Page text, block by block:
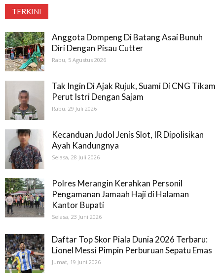
TERKINI
Anggota Dompeng Di Batang Asai Bunuh
Diri Dengan Pisau Cutter
Rabu, 5 Agustus 2026
Tak Ingin Di Ajak Rujuk, Suami Di CNG Tikam
Perut Istri Dengan Sajam
Rabu, 29 Juli 2026
Kecanduan Judol Jenis Slot, IR Dipolisikan
Ayah Kandungnya
Selasa, 28 Juli 2026
Polres Merangin Kerahkan Personil
Pengamanan Jamaah Haji di Halaman
Kantor Bupati
Selasa, 23 Juni 2026
Daftar Top Skor Piala Dunia 2026 Terbaru:
Lionel Messi Pimpin Perburuan Sepatu Emas
Jumat, 19 Juni 2026